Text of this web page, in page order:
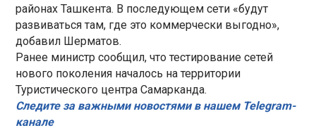
районах Ташкента. В последующем сети «будут
развиваться там, где это коммерчески выгодно»,
добавил Шерматов.
Ранее министр сообщил, что тестирование сетей
нового поколения началось на территории
Туристического центра Самарканда.
Следите за важными новостями в нашем Telegram-
канале